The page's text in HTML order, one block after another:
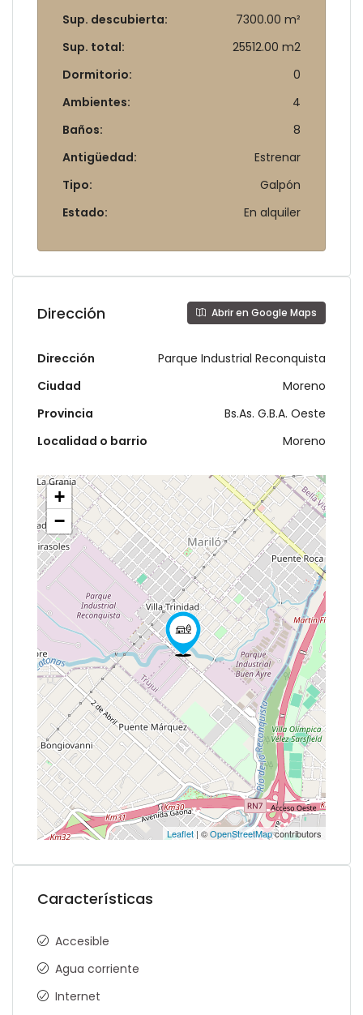
Sup. descubierta:
7300.00 m²
Sup. total:
25512.00 m2
Dormitorio:
0
Ambientes:
4
Baños:
8
Antigüedad:
Estrenar
Tipo:
Galpón
Estado:
En alquiler
Dirección Abrir en Google Maps
Dirección
Parque Industrial Reconquista
Ciudad
Moreno
Provincia
Bs.As. G.B.A. Oeste
Localidad o barrio
Moreno
+
−
Leaflet | ©OpenStreetMapcontributors
Características
Accesible
Agua corriente
Internet